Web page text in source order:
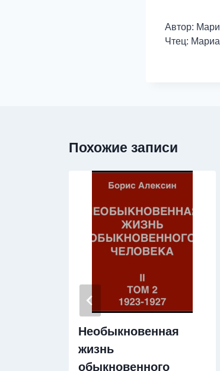
Автор:
Чтец:
Похожие записи
Необыкновенная
жизнь
обыкновенного